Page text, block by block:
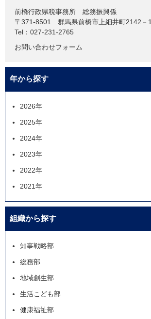
前橋行政県税事務所
総務振興係
〒371-8501
群馬県前橋市上細井町2142－1
Tel：027-231-2765
お問い合わせフォーム
年から探す
2026年
2025年
2024年
2023年
2022年
2021年
組織から探す
知事戦略部
総務部
地域創生部
生活こども部
健康福祉部